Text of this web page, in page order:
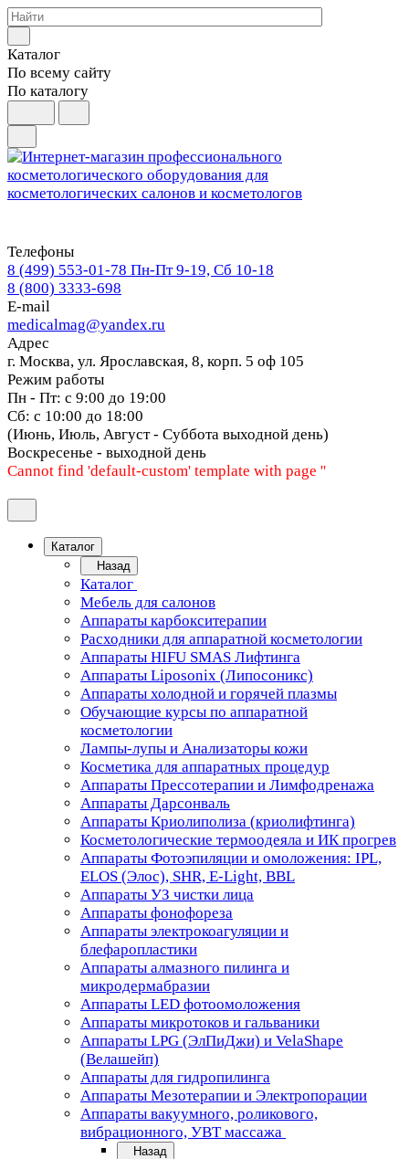
Каталог
По всему сайту
По каталогу
Телефоны
8 (499) 553-01-78 Пн-Пт 9-19, Сб 10-18
8 (800) 3333-698
E-mail
medicalmag@yandex.ru
Адрес
г. Москва, ул. Ярославская, 8, корп. 5 оф 105
Режим работы
Пн - Пт: с 9:00 до 19:00
Сб: с 10:00 до 18:00
(Июнь, Июль, Август - Суббота выходной день)
Воскресенье - выходной день
Cannot find 'default-custom' template with page ''
Каталог
Назад
Каталог
Мебель для салонов
Аппараты карбокситерапии
Расходники для аппаратной косметологии
Аппараты HIFU SMAS Лифтинга
Аппараты Liposonix (Липосоникс)
Аппараты холодной и горячей плазмы
Обучающие курсы по аппаратной
косметологии
Лампы-лупы и Анализаторы кожи
Косметика для аппаратных процедур
Аппараты Прессотерапии и Лимфодренажа
Аппараты Дарсонваль
Аппараты Криолиполиза (криолифтинга)
Косметологические термоодеяла и ИК прогрев
Аппараты Фотоэпиляции и омоложения: IPL,
ELOS (Элос), SHR, E-Light, BBL
Аппараты УЗ чистки лица
Аппараты фонофореза
Аппараты электрокоагуляции и
блефаропластики
Аппараты алмазного пилинга и
микродермабразии
Аппараты LED фотоомоложения
Аппараты микротоков и гальваники
Аппараты LPG (ЭлПиДжи) и VelaShape
(Велашейп)
Аппараты для гидропилинга
Аппараты Мезотерапии и Электропорации
Аппараты вакуумного, роликового,
вибрационного, УВТ массажа
Назад